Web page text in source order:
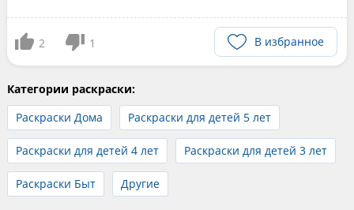
2 1 В избранное
Категории раскраски:
Раскраски Дома
Раскраски для детей 5 лет
Раскраски для детей 4 лет Раскраски для детей 3 лет
Раскраски Быт Другие